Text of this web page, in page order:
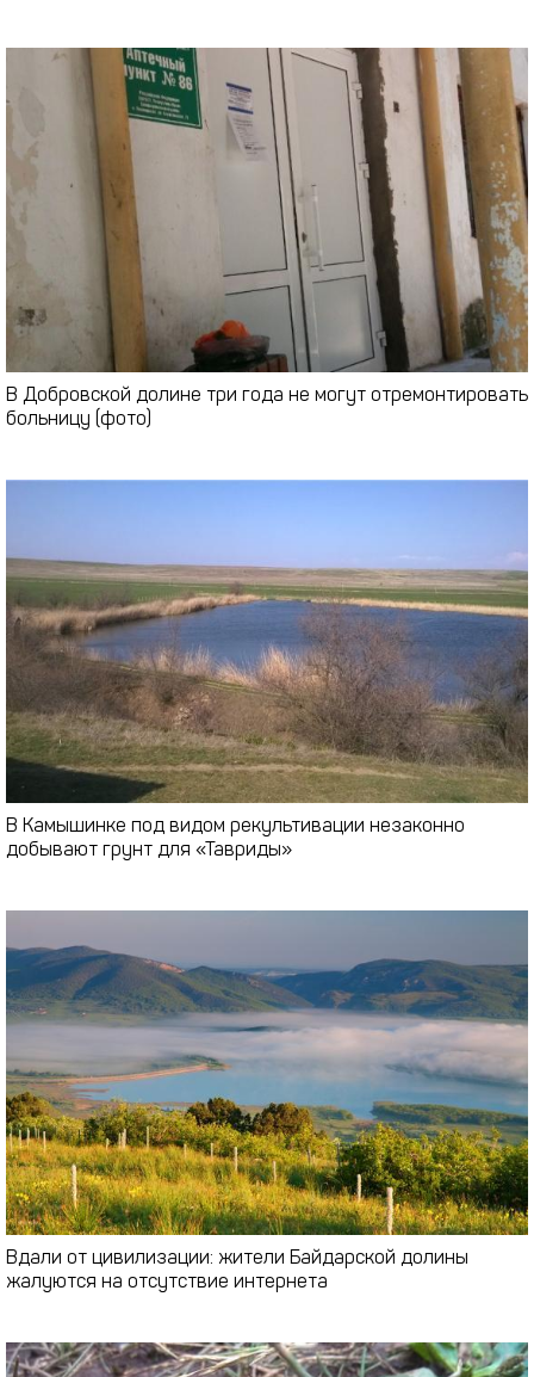
В Добровской долине три года не могут отремонтировать
больницу (фото)
В Камышинке под видом рекультивации незаконно
добывают грунт для «Тавриды»
Вдали от цивилизации: жители Байдарской долины
жалуются на отсутствие интернета